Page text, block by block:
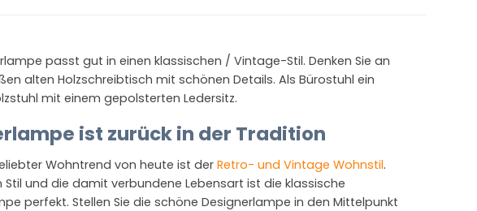
passt gut in einen klassischen / Vintage-Stil. Denken Sie an
alten Holzschreibtisch mit schönen Details. Als Bürostuhl ein
mit einem gepolsterten Ledersitz.
ist zurück in der Tradition
Wohntrend von heute ist derRetro- und Vintage Wohnstil.
Stil und die damit verbundene Lebensart ist die klassische
perfekt. Stellen Sie die schöne Designerlampe in den Mittelpunkt